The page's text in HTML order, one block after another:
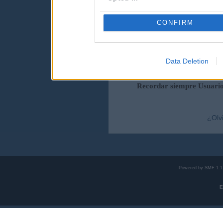
CONFIRM
Data Deletion
Por favor ingresa abajo o haz clic-
Ingresar
Recordar siempre
Powered by SMF